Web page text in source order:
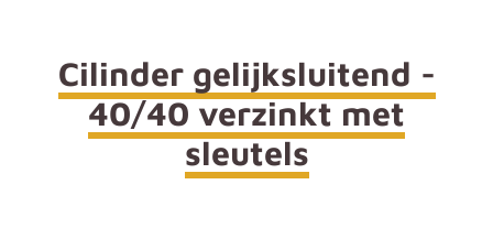
Cilinder gelijksluitend -
40/40 verzinkt met
sleutels